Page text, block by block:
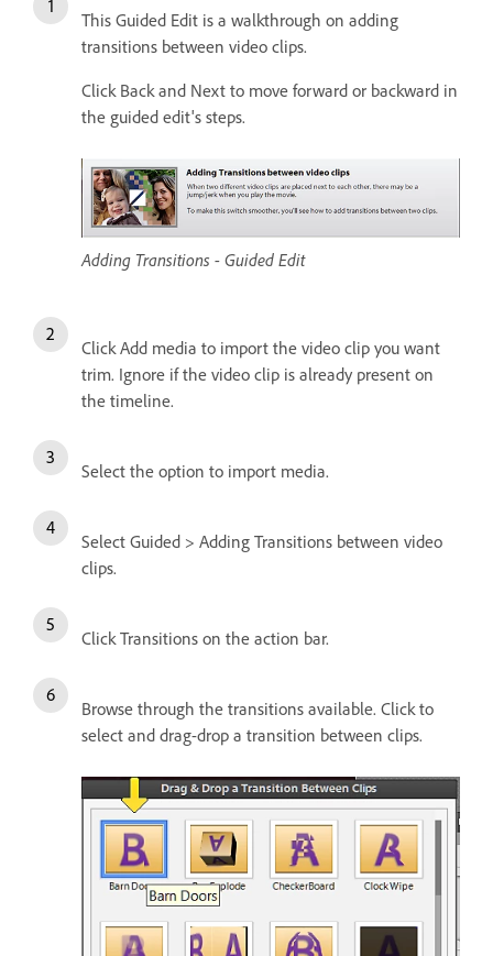
This Guided Edit is a walkthrough on adding
transitions between video clips.
Click Back and Next to move forward or backward in
the guided edit's steps.
Adding Transitions - Guided Edit
Click Add media to import the video clip you want
trim. Ignore if the video clip is already present on
the timeline.
Select the option to import media.
Select Guided > Adding Transitions between video
clips.
Click Transitions on the action bar.
Browse through the transitions available. Click to
select and drag-drop a transition between clips.